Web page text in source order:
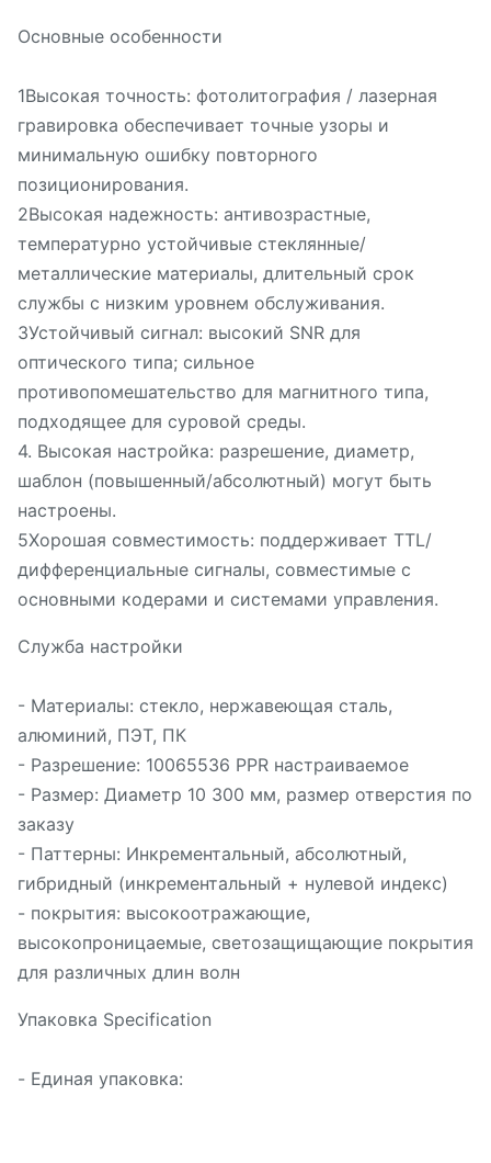
Основные особенности
1Высокая точность: фотолитография / лазерная
гравировка обеспечивает точные узоры и
минимальную ошибку повторного
позиционирования.
2Высокая надежность: антивозрастные,
температурно устойчивые стеклянные/
металлические материалы, длительный срок
службы с низким уровнем обслуживания.
3Устойчивый сигнал: высокий SNR для
оптического типа; сильное
противопомешательство для магнитного типа,
подходящее для суровой среды.
4. Высокая настройка: разрешение, диаметр,
шаблон (повышенный/абсолютный) могут быть
настроены.
5Хорошая совместимость: поддерживает TTL/
дифференциальные сигналы, совместимые с
основными кодерами и системами управления.
Служба настройки
- Материалы: стекло, нержавеющая сталь,
алюминий, ПЭТ, ПК
- Разрешение: 10065536 PPR настраиваемое
- Размер: Диаметр 10 300 мм, размер отверстия по
заказу
- Паттерны: Инкрементальный, абсолютный,
гибридный (инкрементальный + нулевой индекс)
- покрытия: высокоотражающие,
высокопроницаемые, светозащищающие покрытия
для различных длин волн
Упаковка Specification
- Единая упаковка: